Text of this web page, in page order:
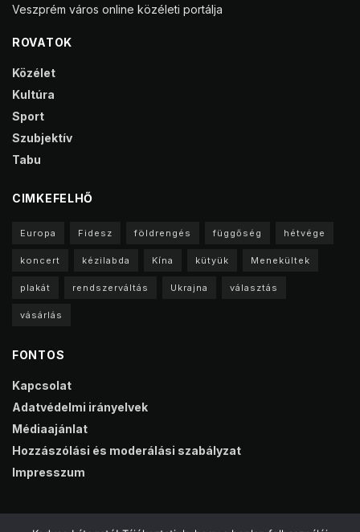
Veszprém város online közéleti portálja
ROVATOK
Közélet
Kultúra
Sport
Szubjektív
Tabu
CIMKEFELHŐ
Europa Fidesz földrengés függőség hétvége
koncert kézilabda Kína kütyük Menekültek
plakát rendszerváltás Ukrajna választás
vásárlás
FONTOS
Kapcsolat
Adatvédelmi irányelvek
Médiaajánlat
Hozzászólási és moderálási szabályzat
Impresszum